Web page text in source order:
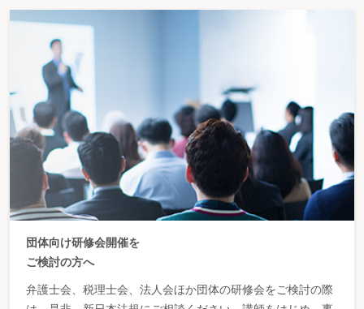
団体向け研修会開催を
ご検討の方へ
弁護士会、税理士会、法人会ほか団体の研修会をご検討の際